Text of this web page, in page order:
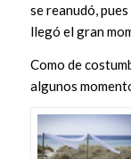
se reanudó,
llegó el gran
Como de
algunos